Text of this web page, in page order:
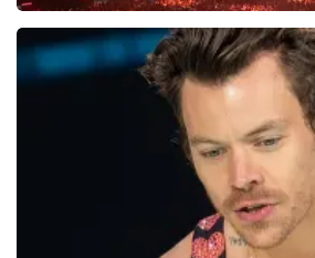
Vrienden Van Amstel Live
1252+reviews
BEKIJKEN